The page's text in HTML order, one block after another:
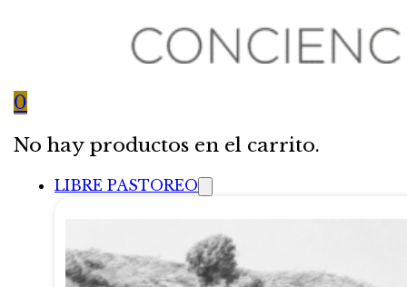
0
No hay productos en el carrito.
LIBRE PASTOREO